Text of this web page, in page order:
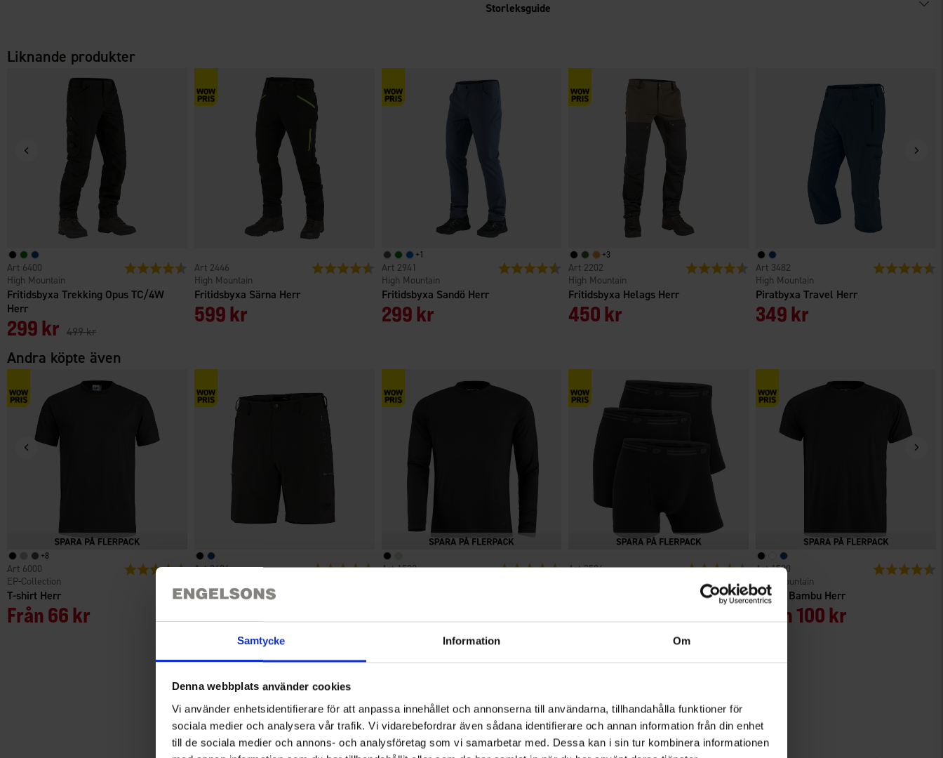
Samtycke Information Om
Denna webbplats använder cookies
Vi använder enhetsidentifierare för att anpassa innehållet och annonserna till användarna, tillhandahålla funktioner för
sociala medier och analysera vår trafik. Vi vidarebefordrar även sådana identifierare och annan information från din enhet
till de sociala medier och annons- och analysföretag som vi samarbetar med. Dessa kan i sin tur kombinera informationen
Storleksguide
Liknande produkter
Fritidsbyxa Trekking Opus TC/4W
Herr
High Mountain
6400
299 kr 499 kr
Betyg: 4.5 utav 5 stjärnor
Fritidsbyxa Särna Herr
High Mountain
2446
599 kr
Betyg: 4.3 utav 5 stjärnor
+1
Fritidsbyxa Sandö Herr
High Mountain
2941
299 kr
Betyg: 4.5 utav 5 stjärnor
+3
Fritidsbyxa Helags Herr
High Mountain
2202
450 kr
Betyg: 4.6 utav 5 stjärnor
Piratbyxa Travel Herr
High Mountain
3482
349 kr
Betyg:
Andra köpte även
+8
T-shirt Herr
EP-Collection
6000
Från66 kr
Betyg: 4.6 utav 5 stjärnor
Fritidsshorts Travel Herr
3484
299 kr
Betyg: 4.6 utav 5 stjärnor
1522
Från125 kr
Betyg: 4.5 utav 5 stjärnor
3594
Från149 kr
Betyg: 4.6 utav 5 stjärnor
T-shirt Bambu Herr
High Mountain
1520
Från100 kr
Betyg:
4.5
Betyg:
4.5